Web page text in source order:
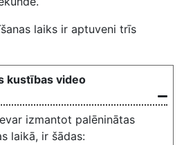
laiks ir aptuveni trīs
kustības video
izmantot palēninātas
laikā, ir šādas: